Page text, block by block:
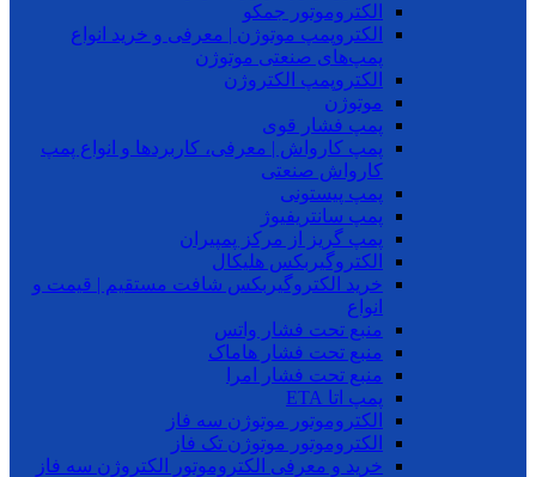
الکتروموتور جمکو
الکتروپمپ موتوژن | معرفی و خرید انواع
پمپ‌های صنعتی موتوژن
الکتروپمپ الکتروژن
موتوژن
پمپ فشار قوی
پمپ کارواش | معرفی، کاربردها و انواع پمپ
کارواش صنعتی
پمپ پیستونی
پمپ سانتریفیوژ
پمپ گریز از مرکز پمپیران
الکتروگیربکس هلیکال
خرید الکتروگیربکس شافت مستقیم | قیمت و
انواع
منبع تحت فشار واتس
منبع تحت فشار هاماک
منبع تحت فشار امرا
پمپ اتا ETA
الکتروموتور موتوژن سه فاز
الکتروموتور موتوژن تک فاز
خرید و معرفی الکتروموتور الکتروژن سه فاز